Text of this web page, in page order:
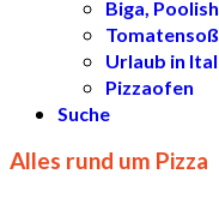
Biga,
Urlaub in
Pizzaofen
Suche
Alles rund um Pizza